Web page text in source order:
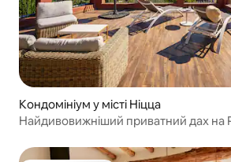
Кондомініум у місті Ніцца
Найдивовижніший приватний дах на